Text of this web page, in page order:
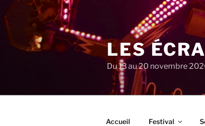
au
contenu
principal
LES
Du 13 au 20 novembre
Accueil Festival